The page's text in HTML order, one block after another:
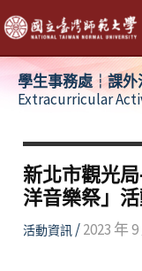
跳
至
主
學生事務處┆課外
Extracurricular
新北市觀光
洋音樂祭」
活動資訊/2023 年